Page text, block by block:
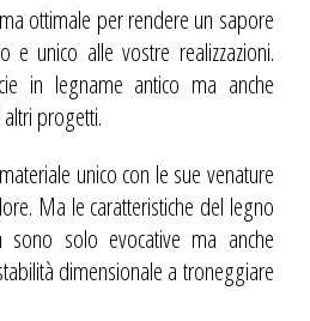
ottimale per rendere un sapore
e unico alle vostre realizzazioni.
in legname antico ma anche
progetti.
unico con le sue venature
Ma le caratteristiche del legno
solo evocative ma anche
dimensionale a troneggiare